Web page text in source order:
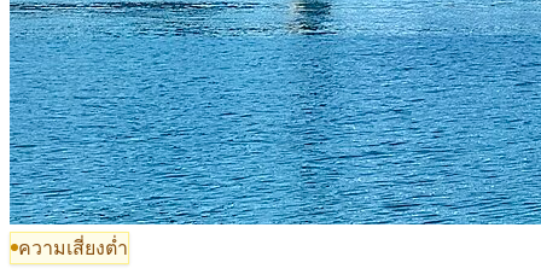
ความเสี่ยงต่ำ